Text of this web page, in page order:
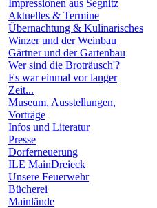
Impressionen aus Segnitz
Aktuelles & Termine
Übernachtung & Kulinarisches
Winzer und der Weinbau
Gärtner und der Gartenbau
Wer sind die Broträusch'?
Es war einmal vor langer
Zeit...
Museum, Ausstellungen,
Vorträge
Infos und Literatur
Presse
Dorferneuerung
ILE MainDreieck
Unsere Feuerwehr
Bücherei
Mainlände